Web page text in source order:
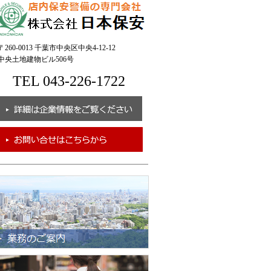
0013 千葉市中央区中央4-12-12
土地建物ビル506号
TEL 043-226-1722